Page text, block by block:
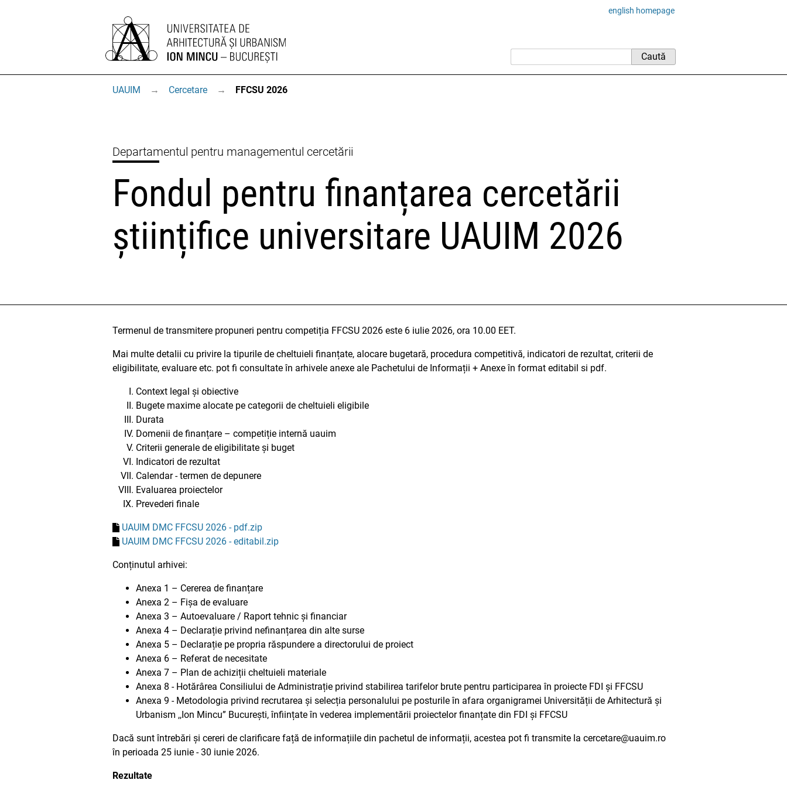
english homepage
UAUIM → Cercetare → FFCSU 2026
Departamentul pentru managementul cercetării
Fondul pentru finanțarea cercetării
științifice universitare UAUIM 2026
Termenul de transmitere propuneri pentru competiția FFCSU 2026 este 6 iulie 2026, ora 10.00 EET.
Mai multe detalii cu privire la tipurile de cheltuieli finanțate, alocare bugetară, procedura competitivă, indicatori de rezultat, criterii de
eligibilitate, evaluare etc. pot fi consultate în arhivele anexe ale Pachetului de Informații + Anexe în format editabil si pdf.
Context legal și obiective
Bugete maxime alocate pe categorii de cheltuieli eligibile
Durata
Domenii de finanțare – competiție internă uauim
Criterii generale de eligibilitate și buget
Indicatori de rezultat
Calendar - termen de depunere
Evaluarea proiectelor
Prevederi finale
UAUIM DMC FFCSU 2026 - pdf.zip
UAUIM DMC FFCSU 2026 - editabil.zip
Conținutul arhivei:
Anexa 1 – Cererea de finanțare
Anexa 2 – Fișa de evaluare
Anexa 3 – Autoevaluare / Raport tehnic și financiar
Anexa 4 – Declarație privind nefinanțarea din alte surse
Anexa 5 – Declarație pe propria răspundere a directorului de proiect
Anexa 6 – Referat de necesitate
Anexa 7 – Plan de achiziții cheltuieli materiale
Anexa 8 - Hotărârea Consiliului de Administrație privind stabilirea tarifelor brute pentru participarea în proiecte FDI și FFCSU
Anexa 9 - Metodologia privind recrutarea și selecția personalului pe posturile în afara organigramei Universității de Arhitectură și
Urbanism ,,Ion Mincu” București, înființate în vederea implementării proiectelor finanțate din FDI și FFCSU
Dacă sunt întrebări și cereri de clarificare față de informațiile din pachetul de informații, acestea pot fi transmite la cercetare@uauim.ro
în perioada 25 iunie - 30 iunie 2026.
Rezultate